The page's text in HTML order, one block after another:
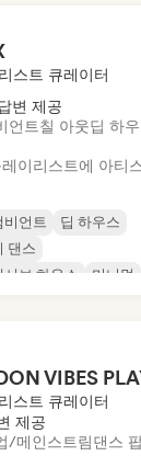
스트 큐레이터
변 제공
언트칠 아웃딥 하
이리스트에 아티
비언트
딥 하우스
댄스
브 하우스
미니멀
스트 큐레이터
제공
/메인스트림댄스